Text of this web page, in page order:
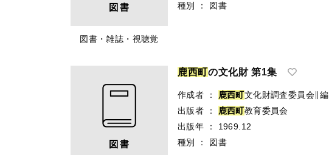
図書・雑誌・視聴覚
種別
： 図書
鹿西町の文化財 第1集
作成者 ： 鹿西町文化財調査委員会∥編
出版者
： 鹿西町教育委員会
出版年
：
1969.12
種別
： 図書